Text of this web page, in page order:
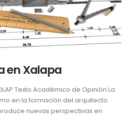
en Xalapa
Texto Académico de Opinión La
en la formación del arquitecto
nuevas perspectivas en